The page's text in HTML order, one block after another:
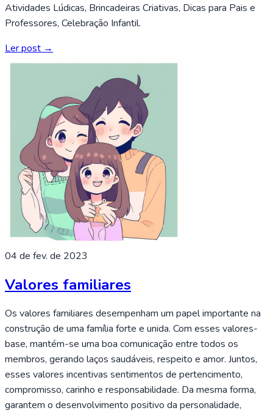
Atividades Lúdicas, Brincadeiras Criativas, Dicas para Pais e
Professores, Celebração Infantil.
Ler post →
04 de fev. de 2023
Valores familiares
Os valores familiares desempenham um papel importante na
construção de uma família forte e unida. Com esses valores-
base, mantém-se uma boa comunicação entre todos os
membros, gerando laços saudáveis, respeito e amor. Juntos,
esses valores incentivas sentimentos de pertencimento,
compromisso, carinho e responsabilidade. Da mesma forma,
garantem o desenvolvimento positivo da personalidade,